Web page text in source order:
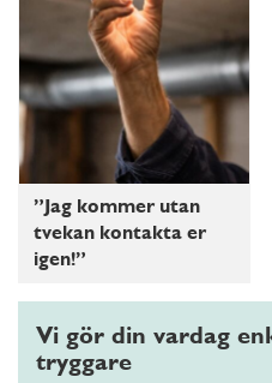
”Jag kommer utan
tvekan kontakta er
igen!”
Vi gör din vardag
tryggare